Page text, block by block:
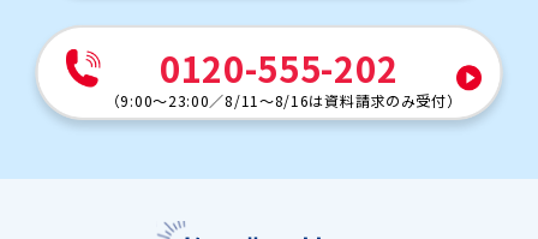
0120-555-202
（9:00～23:00／8/11～8/16は資料請求のみ受付）